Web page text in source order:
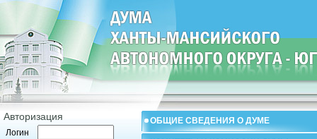
Авторизация
Логин
ОБЩИЕ СВЕДЕНИЯ О ДУМЕ